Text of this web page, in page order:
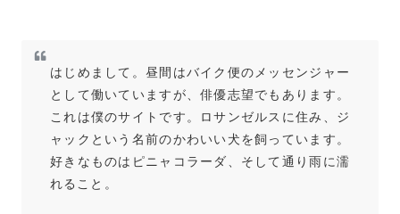
はじめまして。昼間はバイク便のメッセンジャー
として働いていますが、俳優志望でもあります。
これは僕のサイトです。ロサンゼルスに住み、ジ
ャックという名前のかわいい犬を飼っています。
好きなものはピニャコラーダ、そして通り雨に濡
れること。